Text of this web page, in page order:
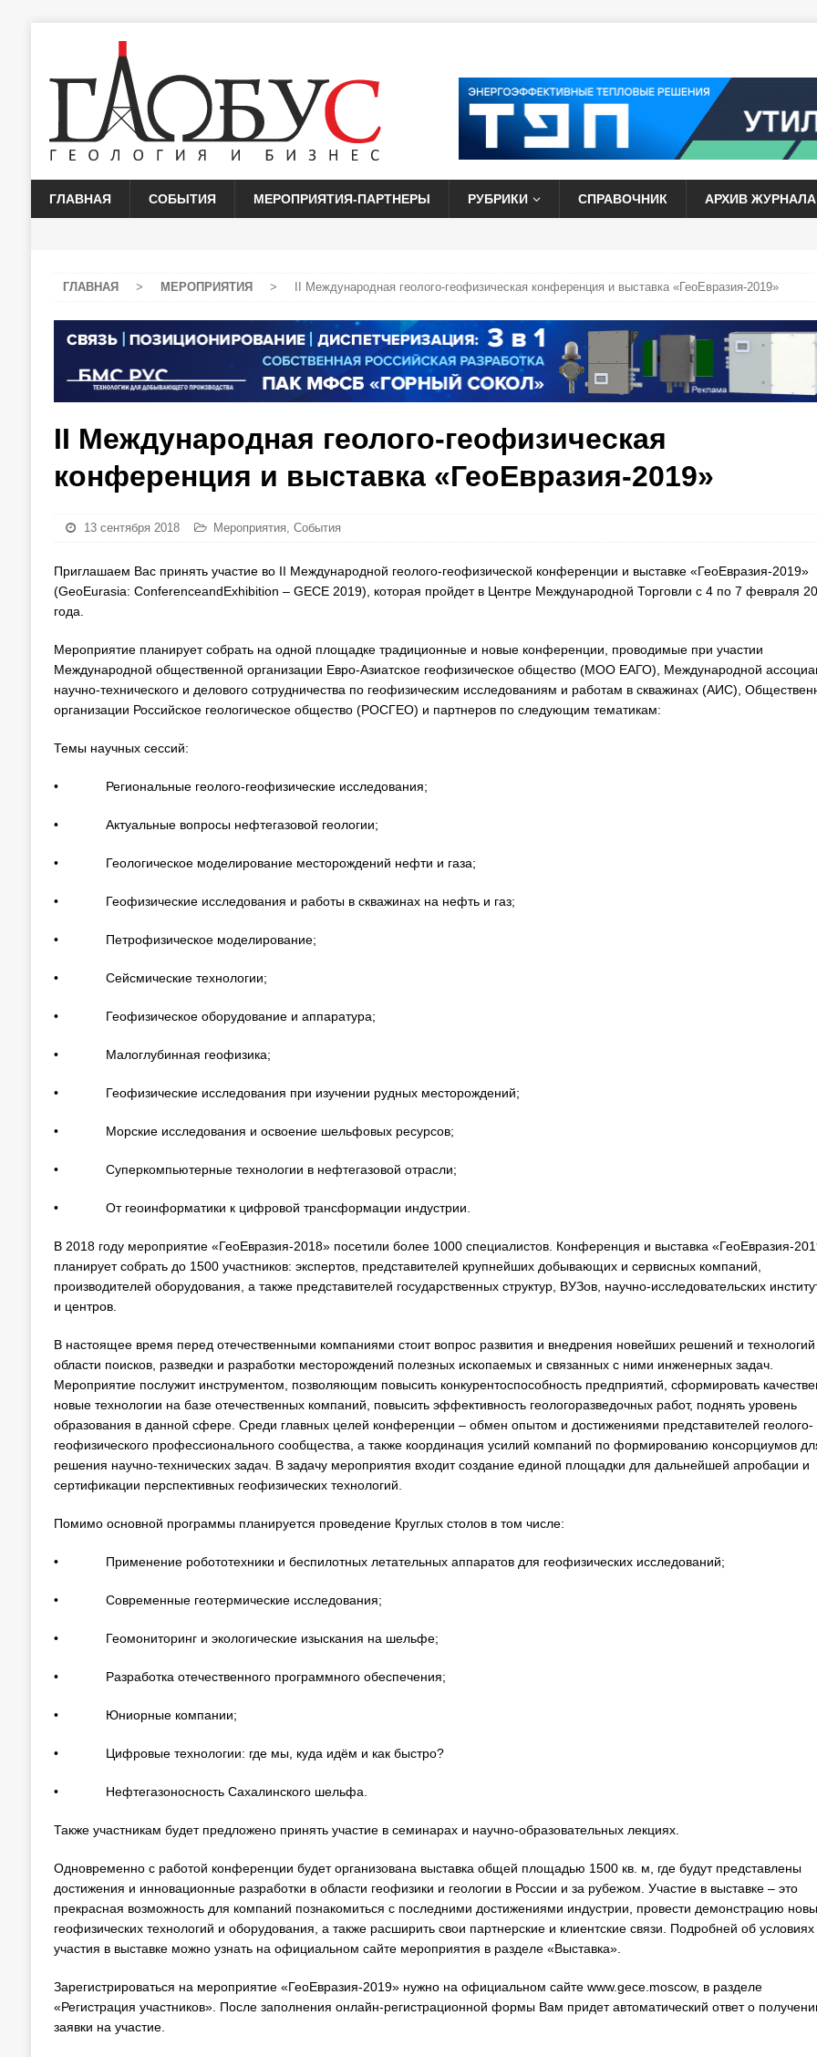
ГЛАВНАЯ СОБЫТИЯ МЕРОПРИЯТИЯ-ПАРТНЕРЫ РУБРИКИ СПРАВОЧНИК АРХИВ ЖУРНАЛА
ГЛАВНАЯ > МЕРОПРИЯТИЯ > II Международная геолого-геофизическая конференция и выставка «ГеоЕвразия-2019»
II Международная геолого-геофизическая
конференция и выставка «ГеоЕвразия-2019»
13 сентября 2018 Мероприятия, События
Приглашаем Вас принять участие во II Международной геолого-геофизической конференции и выставке «ГеоЕвразия-2019»
(GeoEurasia: ConferenceandExhibition – GECE 2019), которая пройдет в Центре Международной Торговли с 4 по 7 февраля
года.
Мероприятие планирует собрать на одной площадке традиционные и новые конференции, проводимые при участии
Международной общественной организации Евро-Азиатское геофизическое общество (МОО ЕАГО), Международной
научно-технического и делового сотрудничества по геофизическим исследованиям и работам в скважинах (АИС),
организации Российское геологическое общество (РОСГЕО) и партнеров по следующим тематикам:
Темы научных сессий:
• Региональные геолого-геофизические исследования;
• Актуальные вопросы нефтегазовой геологии;
• Геологическое моделирование месторождений нефти и газа;
• Геофизические исследования и работы в скважинах на нефть и газ;
• Петрофизическое моделирование;
• Сейсмические технологии;
• Геофизическое оборудование и аппаратура;
• Малоглубинная геофизика;
• Геофизические исследования при изучении рудных месторождений;
• Морские исследования и освоение шельфовых ресурсов;
• Суперкомпьютерные технологии в нефтегазовой отрасли;
• От геоинформатики к цифровой трансформации индустрии.
В 2018 году мероприятие «ГеоЕвразия-2018» посетили более 1000 специалистов. Конференция и выставка «ГеоЕвразия-
планирует собрать до 1500 участников: экспертов, представителей крупнейших добывающих и сервисных компаний,
производителей оборудования, а также представителей государственных структур, ВУЗов, научно-исследовательских
и центров.
В настоящее время перед отечественными компаниями стоит вопрос развития и внедрения новейших решений и технологий
области поисков, разведки и разработки месторождений полезных ископаемых и связанных с ними инженерных задач.
Мероприятие послужит инструментом, позволяющим повысить конкурентоспособность предприятий, сформировать
новые технологии на базе отечественных компаний, повысить эффективность геологоразведочных работ, поднять уровень
образования в данной сфере. Среди главных целей конференции – обмен опытом и достижениями представителей геолого-
геофизического профессионального сообщества, а также координация усилий компаний по формированию консорциумов
решения научно-технических задач. В задачу мероприятия входит создание единой площадки для дальнейшей апробации и
сертификации перспективных геофизических технологий.
Помимо основной программы планируется проведение Круглых столов в том числе:
• Применение робототехники и беспилотных летательных аппаратов для геофизических исследований;
• Современные геотермические исследования;
• Геомониторинг и экологические изыскания на шельфе;
• Разработка отечественного программного обеспечения;
• Юниорные компании;
• Цифровые технологии: где мы, куда идём и как быстро?
• Нефтегазоносность Сахалинского шельфа.
Также участникам будет предложено принять участие в семинарах и научно-образовательных лекциях.
Одновременно с работой конференции будет организована выставка общей площадью 1500 кв. м, где будут представлены
достижения и инновационные разработки в области геофизики и геологии в России и за рубежом. Участие в выставке – это
прекрасная возможность для компаний познакомиться с последними достижениями индустрии, провести демонстрацию
геофизических технологий и оборудования, а также расширить свои партнерские и клиентские связи. Подробней об условиях
участия в выставке можно узнать на официальном сайте мероприятия в разделе «Выставка».
Зарегистрироваться на мероприятие «ГеоЕвразия-2019» нужно на официальном сайте www.gece.moscow, в разделе
«Регистрация участников». После заполнения онлайн-регистрационной формы Вам придет автоматический ответ о
заявки на участие.